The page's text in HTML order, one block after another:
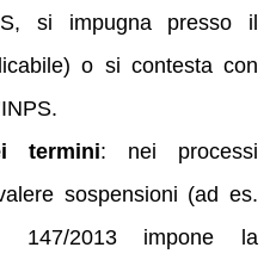
si impugna presso il
o si contesta con
termini: nei processi
sospensioni (ad es.
147/2013 impone la